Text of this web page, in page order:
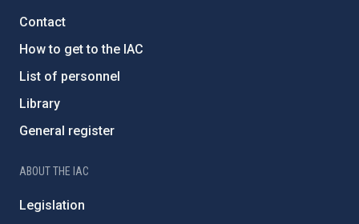
Contact
How to get to the IAC
List of personnel
Library
General register
ABOUT THE IAC
Legislation